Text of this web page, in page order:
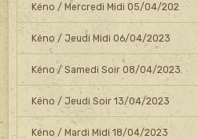
Kéno / Mercredi Midi 05/04/202
Kéno / Jeudi Midi 06/04/2023
Kéno / Samedi Soir 08/04/2023
Kéno / Jeudi Soir 13/04/2023
Kéno / Mardi Midi 18/04/2023